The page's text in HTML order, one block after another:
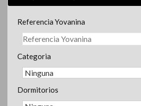
Referencia Yovanina
Categoria
Dormitorios